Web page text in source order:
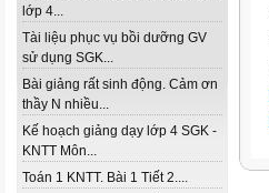
lớp 4...
Tài liệu phục vụ bồi dưỡng GV
sử dụng SGK...
Bài giảng rất sinh động. Cảm ơn
thầy N nhiều...
Kế hoạch giảng dạy lớp 4 SGK -
KNTT Môn...
Toán 1 KNTT. Bài 1 Tiết 2....